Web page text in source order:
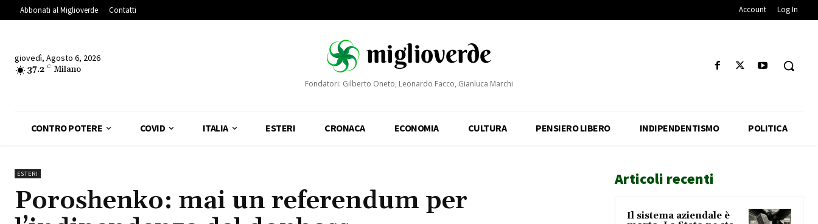
Abbonati al Miglioverde Contatti Account Log In
giovedì, Agosto 6, 2026
37.2 C Milano
Fondatori: Gilberto Oneto, Leonardo Facco, Gianluca Marchi
CONTRO POTERE COVID ITALIA ESTERI CRONACA ECONOMIA CULTURA PENSIERO LIBERO INDIPENDENTISMO POLITICA
ESTERI
Poroshenko: mai un referendum per
Articoli recenti
Il sistema aziendale è